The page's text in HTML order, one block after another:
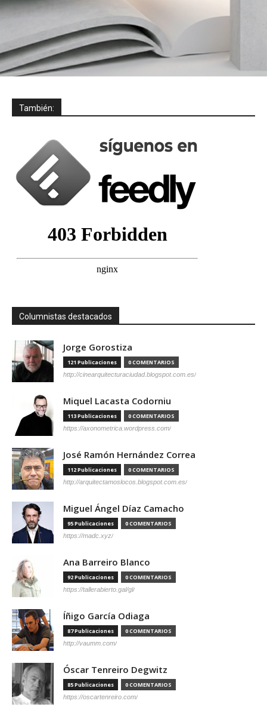
También:
Columnistas destacados
Jorge Gorostiza
121 Publicaciones 0 COMENTARIOS
http://cinearquitecturaciudad.blogspot.com.es/
Miquel Lacasta Codorniu
113 Publicaciones 0 COMENTARIOS
https://axonometrica.wordpress.com/
José Ramón Hernández Correa
112 Publicaciones 0 COMENTARIOS
http://arquitectamoslocos.blogspot.com.es/
Miguel Ángel Díaz Camacho
95 Publicaciones 0 COMENTARIOS
https://madc.xyz/
Ana Barreiro Blanco
92 Publicaciones 0 COMENTARIOS
https://tallerabierto.gal/gl/
Íñigo García Odiaga
87 Publicaciones 0 COMENTARIOS
http://vaumm.com/
Óscar Tenreiro Degwitz
85 Publicaciones 0 COMENTARIOS
https://oscartenreiro.com/